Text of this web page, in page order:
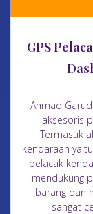
GPS
Ahmad
aksesoris
Termasuk
kendaraan
pelacak
mendukung
barang dan
sangat